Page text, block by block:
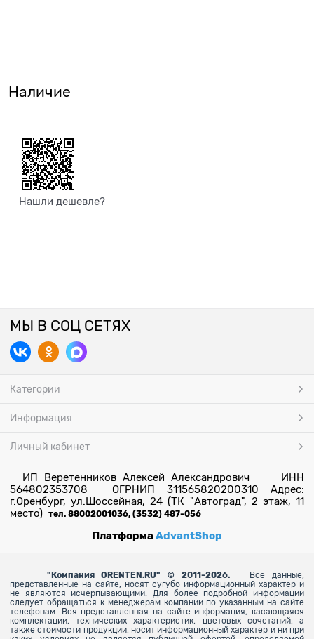
Наличие
Нашли дешевле?
МЫ В СОЦ СЕТЯХ
Категории
Информация
Личный кабинет
ИП Веретенников Алексей Александрович ИНН
564802353708 ОГРНИП 311565820200310 Адрес:
г.Оренбург, ул.Шоссейная, 24 (ТК "Автоград", 2 этаж, 11
место) тел. 88002001036, (3532) 487-056
ПлатформаAdvantShop
" Компания ORENTEN.RU" © 2011-2026.
Все данные,
представленные на сайте, носят сугубо информационный характер и
не являются исчерпывающими. Для более подробной информации
следует обращаться к менеджерам компании по указанным на сайте
телефонам. Вся представленная на сайте информация, касающаяся
комплектации, технических характеристик, цветовых сочетаний, а
также стоимости продукции, носит информационный характер и ни при